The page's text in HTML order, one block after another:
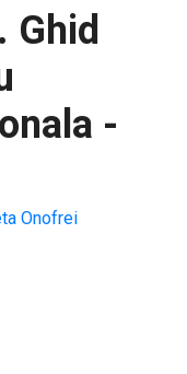
Ghid
-
Onofrei